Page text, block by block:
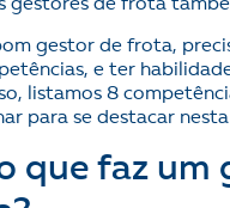
gestores de frota
gestor de frota,
e ter
listamos 8
para se destacar
que faz um